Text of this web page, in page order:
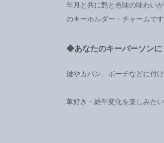
年月と共に艶と色味の味わい
のキーホルダー・チャームです
◆あなたのキーパーソンに
鍵やカバン、ポーチなどに付
革好き・経年変化を楽しみた